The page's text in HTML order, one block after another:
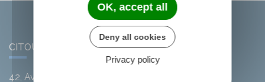
CITOU
42, Avenue de l'Argent-Double
OK, accept all
Deny all cookies
Privacy policy